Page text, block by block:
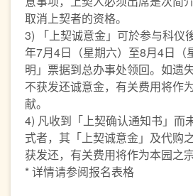
取消上契者的资格。
3) 「上契诚意金」可於参与科仪
年7月4日（星期六）至8月4日（
明」票据到总办事处领回。如遗
不获发还诚意金，有关费用将作
献。
4) 凡收到「上契确认通知书」而
式者，其「上契诚意金」及代购
获发还，有关费用将作为本园之
* 详情请参阅报名表格